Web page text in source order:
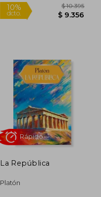
10%
dcto.
La República
Platón